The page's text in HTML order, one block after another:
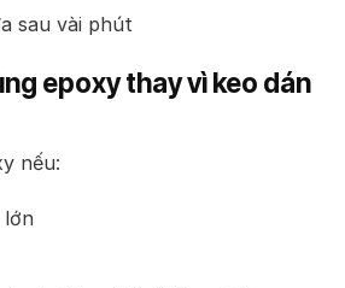
sau vài phút
epoxy thay vì keo dán
nếu:
lớn